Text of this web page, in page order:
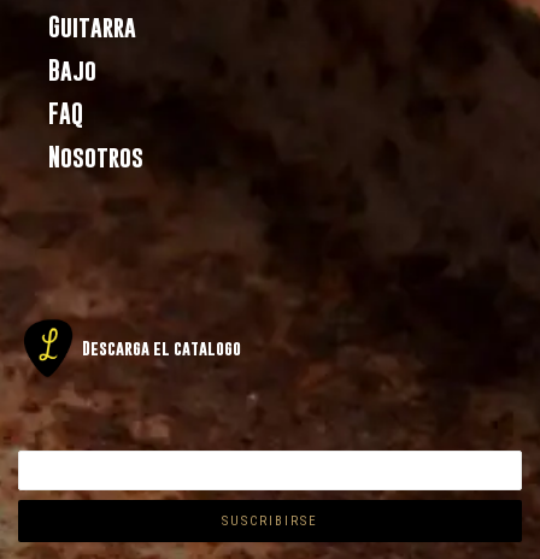
Guitarra
Bajo
FAQ
Nosotros
Descarga el catalogo